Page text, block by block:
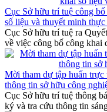
Cục Sở hữu trí tuệ công
số liệu và thuyết minh thực
Cục Sở hữu trí tuệ ra
về việc công bố công khai
Mời tham dự tập huấn
thông tin sở hữu công
Cục Sở hữu trí tuệ thông
ký và tra cứu thông tin